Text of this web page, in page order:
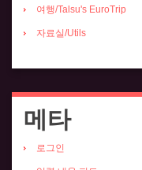
여행/Talsu's EuroTrip
자료실/Utils
메타
로그인